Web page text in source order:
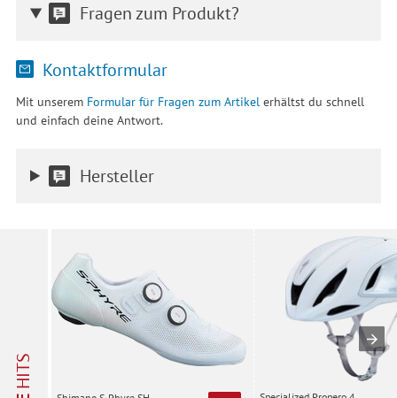
Fragen zum Produkt?
Kontaktformular
Mit unserem Formular für Fragen zum Artikelerhältst du schnell
und einfach deine Antwort.
Hersteller
HITS